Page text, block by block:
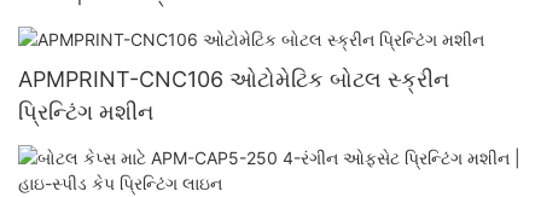
APMPRINT-CNC106 ઓટોમેટિક બોટલ સ્ક્રીન
પ્રિન્ટિંગ મશીન